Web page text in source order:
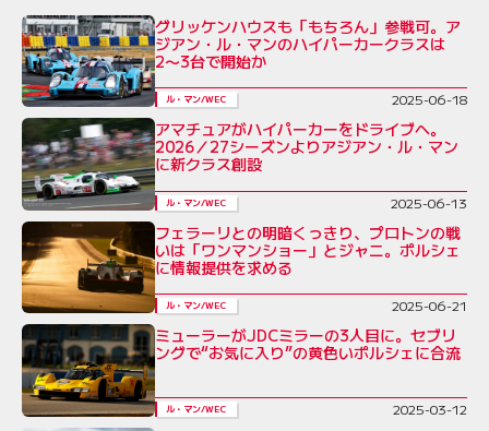
グリッケンハウスも「もちろん」参戦可。ア
ジアン・ル・マンのハイパーカークラスは
2〜3台で開始か
ル・マン/WEC 2025-06-18
アマチュアがハイパーカーをドライブへ。
2026／27シーズンよりアジアン・ル・マン
に新クラス創設
ル・マン/WEC 2025-06-13
フェラーリとの明暗くっきり、プロトンの戦
いは「ワンマンショー」とジャニ。ポルシェ
に情報提供を求める
ル・マン/WEC 2025-06-21
ミューラーがJDCミラーの3人目に。セブリ
ングで“お気に入り”の黄色いポルシェに合流
ル・マン/WEC 2025-03-12